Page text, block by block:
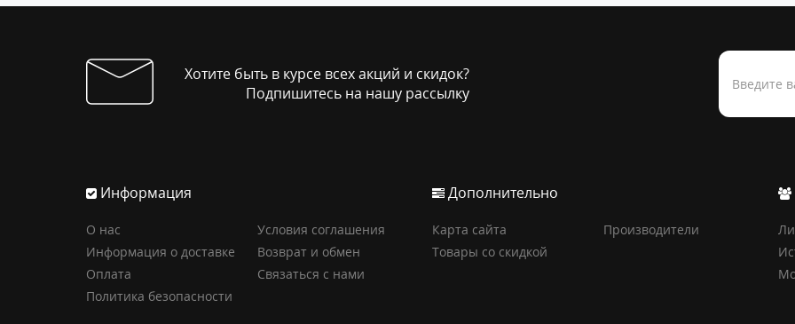
Хотите быть в курсе всех акций и скидок?
Подпишитесь на нашу рассылку
Информация
О нас
Информация о доставке
Оплата
Политика безопасности
Условия соглашения
Возврат и обмен
Связаться с нами
Дополнительно
Карта сайта
Товары со скидкой
Производители